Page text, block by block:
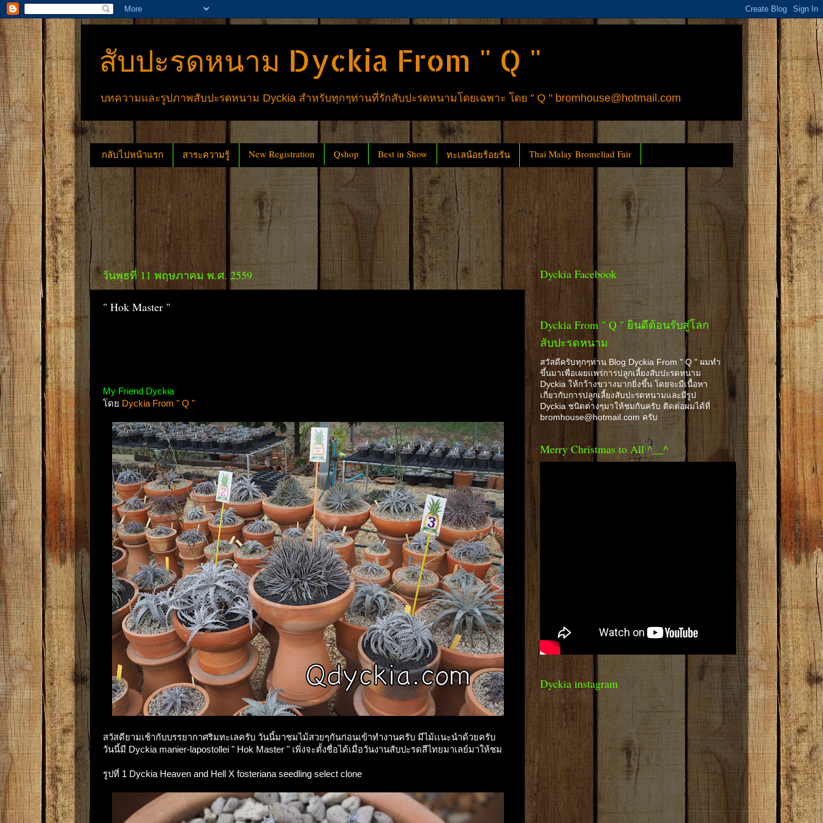
สับปะรดหนาม Dyckia From " Q "
บทความและรูปภาพสับปะรดหนาม Dyckia สำหรับทุกๆท่านที่รักสับปะรดหนามโดยเฉพาะ โดย " Q " bromhouse@hotmail.com
กลับไปหน้าแรก สาระความรู้ New Registration Qshop Best in Show ทะเลน้อยร้อยรัน Thai Malay Bromeliad Fair
วันพุธที่ 11 พฤษภาคม พ.ศ. 2559
" Hok Master "
My Friend Dyckia
โดย Dyckia From " Q "
สวัสดียามเช้ากับบรรยากาศริมทะเลครับ วันนี้มาชมไม้สวยๆกันก่อนเข้าทำงานครับ มีไม้เเนะนำด้วยครับ
วันนี้มี Dyckia manier-lapostollei " Hok Master " เพิ่งจะตั้งชื่อได้เมื่อวันงานสับปะรดสีไทยมาเลย์มาให้ชม
รูปที่ 1 Dyckia Heaven and Hell X fosteriana seedling select clone
Dyckia Facebook
Dyckia From " Q " ยินดีต้อนรับสู่โลก
สับปะรดหนาม
สวัสดีครับทุกๆท่าน Blog Dyckia From " Q " ผมทำ
ขึ้นมาเพื่อเผยแพร่การปลูกเลี้ยงสับปะรดหนาม
Dyckia ให้กว้างขวางมากยิ่งขึ้น โดยจะมีเนื้อหา
เกี่ยวกับการปลูกเลี้ยงสับปะรดหนามและมีรูป
Dyckia ชนิดต่างๆมาให้ชมกันครับ ติดต่อผมได้ที่
bromhouse@hotmail.com ครับ
Merry Christmas to All ^__^
Dyckia instagram